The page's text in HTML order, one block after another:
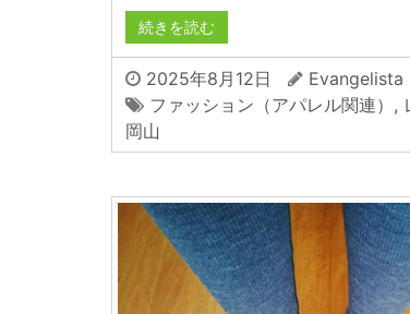
続きを読む
2025年8月12日
Evangelista
ファッション（アパレル関連） ,
岡山